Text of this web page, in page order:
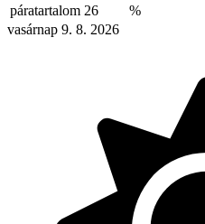
páratartalom 26
%
vasárnap 9. 8. 2026